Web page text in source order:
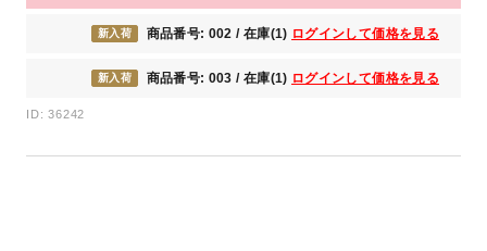
新入荷 商品番号: 002 / 在庫(1) ログインして価格を見る
新入荷 商品番号: 003 / 在庫(1) ログインして価格を見る
ID: 36242